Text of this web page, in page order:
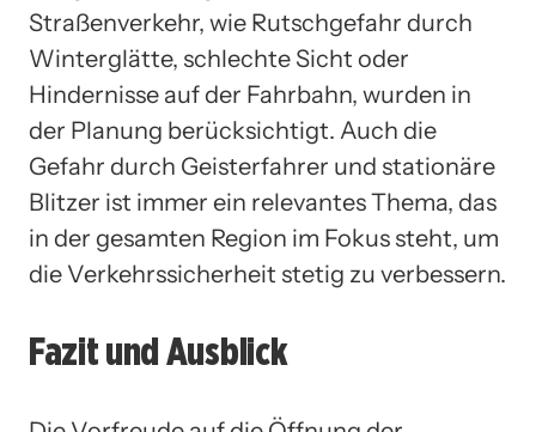
Straßenverkehr, wie Rutschgefahr durch
Winterglätte, schlechte Sicht oder
Hindernisse auf der Fahrbahn, wurden in
der Planung berücksichtigt. Auch die
Gefahr durch Geisterfahrer und stationäre
Blitzer ist immer ein relevantes Thema, das
in der gesamten Region im Fokus steht, um
die Verkehrssicherheit stetig zu verbessern.
Fazit und Ausblick